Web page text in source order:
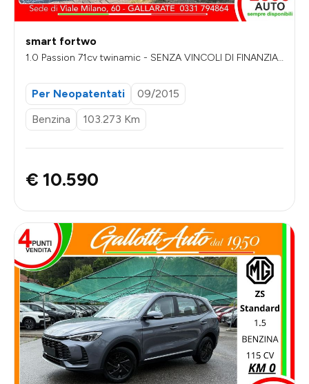
smart fortwo
1.0 Passion 71cv twinamic - SENZA VINCOLI DI FINANZIA
Per Neopatentati
09/2015
Benzina
103.273 Km
€ 10.590